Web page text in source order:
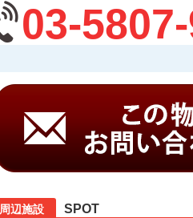
03-
周辺施設 SPOT